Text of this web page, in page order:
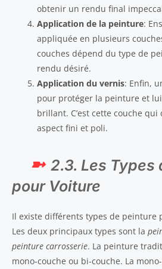
obtenir un rendu final
Application de la peinture:
appliquée en plusieurs
couches dépend du type de
rendu désiré.
Application du vernis: Enfin,
pour protéger la peinture et
brillant. C’est cette couche
aspect fini et poli.
2.3. Les Types
pour Voiture
Il existe différents types de peinture
Les deux principaux types sont la
peinture carrosserie. La peinture
mono-couche ou bi-couche. La